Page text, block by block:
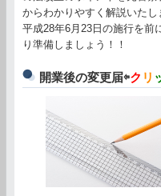
からわかりやすく解説いたし
平成28年6月23日の施行を前
り準備しましょう！！
開業後の変更届⇦ク リ